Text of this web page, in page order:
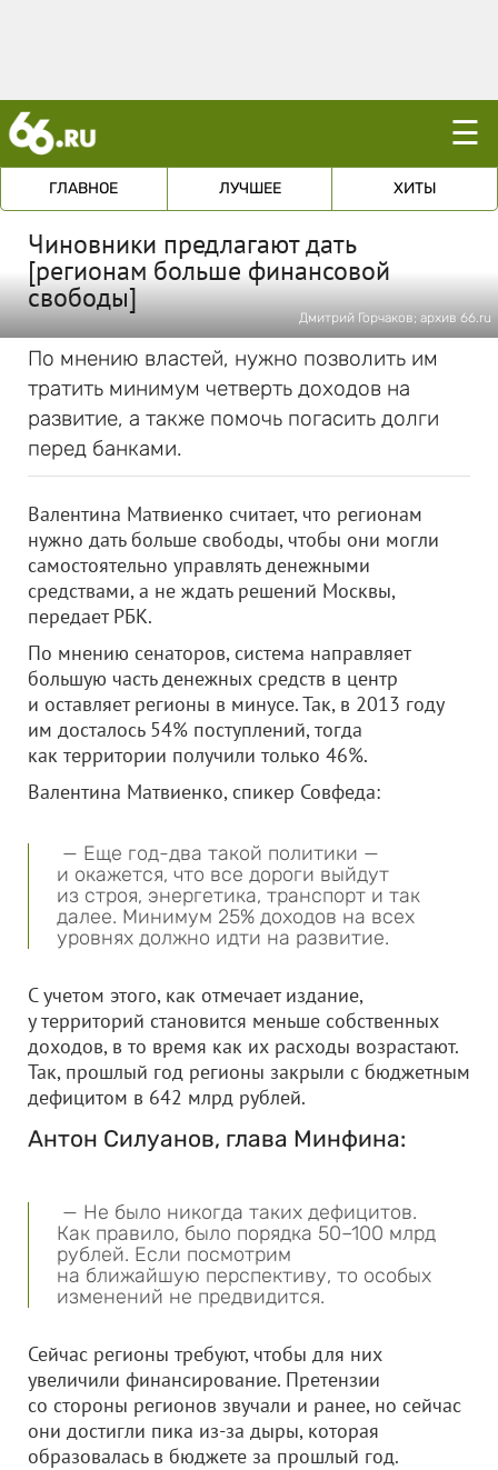
☰
ГЛАВНОЕ ЛУЧШЕЕ ХИТЫ
Чиновники предлагают дать
[регионам больше финансовой
свободы]
Дмитрий Горчаков; архив 66.ru
По мнению властей, нужно позволить им
тратить минимум четверть доходов на
развитие, а также помочь погасить долги
перед банками.
Валентина Матвиенко считает, что регионам
нужно дать больше свободы, чтобы они могли
самостоятельно управлять денежными
средствами, а не ждать решений Москвы,
передает РБК.
По мнению сенаторов, система направляет
большую часть денежных средств в центр
и оставляет регионы в минусе. Так, в 2013 году
им досталось 54% поступлений, тогда
как территории получили только 46%.
Валентина Матвиенко, спикер Совфеда:
— Еще год-два такой политики —
и окажется, что все дороги выйдут
из строя, энергетика, транспорт и так
далее. Минимум 25% доходов на всех
уровнях должно идти на развитие.
С учетом этого, как отмечает издание,
у территорий становится меньше собственных
доходов, в то время как их расходы возрастают.
Так, прошлый год регионы закрыли с бюджетным
дефицитом в 642 млрд рублей.
Антон Силуанов, глава Минфина:
— Не было никогда таких дефицитов.
Как правило, было порядка 50–100 млрд
рублей. Если посмотрим
на ближайшую перспективу, то особых
изменений не предвидится.
Сейчас регионы требуют, чтобы для них
увеличили финансирование. Претензии
со стороны регионов звучали и ранее, но сейчас
они достигли пика из-за дыры, которая
образовалась в бюджете за прошлый год.